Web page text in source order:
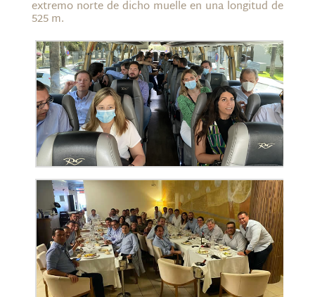
extremo norte de dicho muelle en una longitud de
525 m.